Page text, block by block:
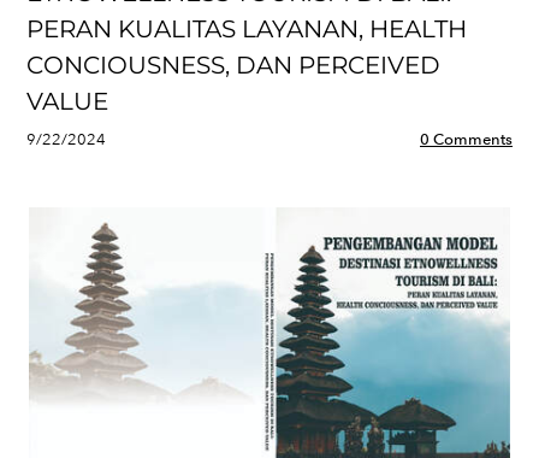
PERAN KUALITAS LAYANAN, HEALTH
CONCIOUSNESS, DAN PERCEIVED
VALUE
9/22/2024 0 Comments